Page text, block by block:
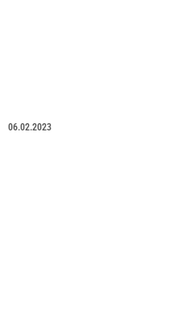
06.02.2023